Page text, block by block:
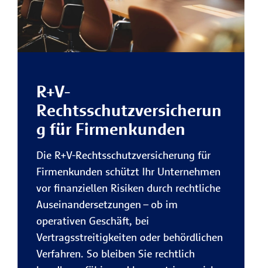
R+V-
Rechtsschutzversicherun
g für Firmenkunden
Die R+V-Rechtsschutzversicherung für
Firmenkunden schützt Ihr Unternehmen
vor finanziellen Risiken durch rechtliche
Auseinandersetzungen – ob im
operativen Geschäft, bei
Vertragsstreitigkeiten oder behördlichen
Verfahren. So bleiben Sie rechtlich